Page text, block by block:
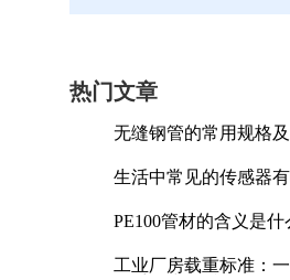
热门文章
无缝钢管的常用规格
生活中常见的传感器
PE100管材的含义是什
工业厂房载重标准：